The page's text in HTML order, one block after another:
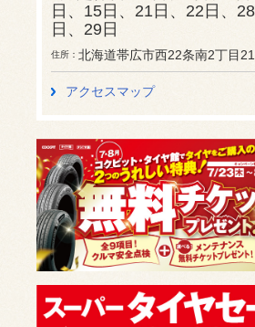
日、15日、21日、22日、28
日、29日
住所 北海道帯広市西22条南2丁目
アクセスマップ